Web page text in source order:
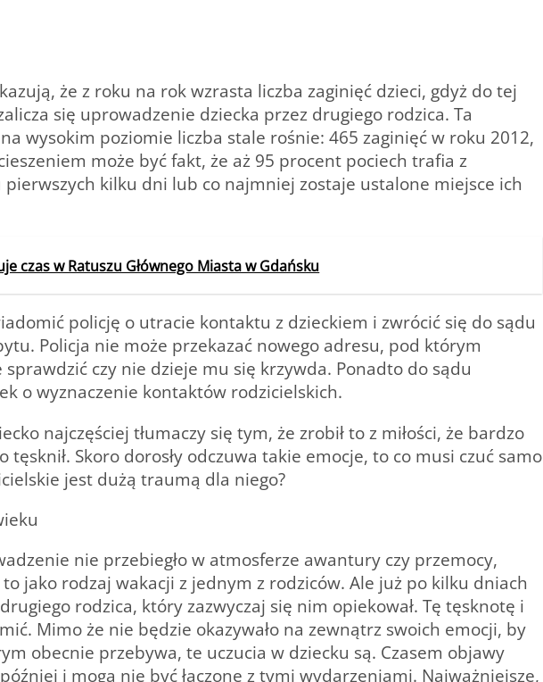
że z roku na rok wzrasta liczba zaginięć dzieci, gdyż do tej
się uprowadzenie dziecka przez drugiego rodzica. Ta
wysokim poziomie liczba stale rośnie: 465 zaginięć w roku 2012,
może być fakt, że aż 95 procent pociech trafia z
kilku dni lub co najmniej zostaje ustalone miejsce ich
czas w Ratuszu Głównego Miasta w Gdańsku
policję o utracie kontaktu z dzieckiem i zwrócić się do sądu
Policja nie może przekazać nowego adresu, pod którym
czy nie dzieje mu się krzywda. Ponadto do sądu
o wyznaczenie kontaktów rodzicielskich.
najczęściej tłumaczy się tym, że zrobił to z miłości, że bardzo
tęsknił. Skoro dorosły odczuwa takie emocje, to co musi czuć samo
jest dużą traumą dla niego?
nie przebiegło w atmosferze awantury czy przemocy,
jako rodzaj wakacji z jednym z rodziców. Ale już po kilku dniach
rodzica, który zazwyczaj się nim opiekował. Tę tęsknotę i
Mimo że nie będzie okazywało na zewnątrz swoich emocji, by
obecnie przebywa, te uczucia w dziecku są. Czasem objawy
i mogą nie być łączone z tymi wydarzeniami. Najważniejsze,